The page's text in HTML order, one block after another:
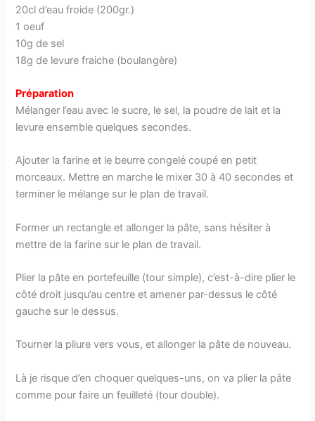
20cl d’eau froide (200gr.)
1 oeuf
10g de sel
18g de levure fraiche (boulangère)
Préparation
Mélanger l’eau avec le sucre, le sel, la poudre de lait et la
levure ensemble quelques secondes.
Ajouter la farine et le beurre congelé coupé en petit
morceaux. Mettre en marche le mixer 30 à 40 secondes et
terminer le mélange sur le plan de travail.
Former un rectangle et allonger la pâte, sans hésiter à
mettre de la farine sur le plan de travail.
Plier la pâte en portefeuille (tour simple), c’est-à-dire plier le
côté droit jusqu’au centre et amener par-dessus le côté
gauche sur le dessus.
Tourner la pliure vers vous, et allonger la pâte de nouveau.
Là je risque d’en choquer quelques-uns, on va plier la pâte
comme pour faire un feuilleté (tour double).